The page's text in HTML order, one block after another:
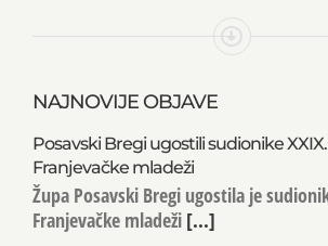
NAJNOVIJE OBJAVE
Posavski Bregi ugostili sudionike
Franjevačke mladeži
Župa Posavski Bregi ugostila je
Franjevačke mladeži [...]